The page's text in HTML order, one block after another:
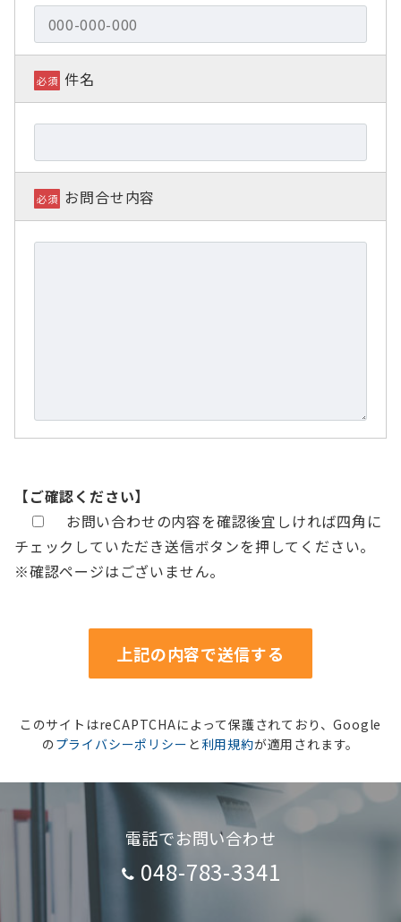
必須 件名
必須 お問合せ内容
【ご確認ください】
お問い合わせの内容を確認後宜しければ四角に
チェックしていただき送信ボタンを押してください。
※確認ページはございません。
このサイトはreCAPTCHAによって保護されており、Google
のプライバシーポリシー と利用規約が適用されます。
電話でお問い合わせ
048-783-3341